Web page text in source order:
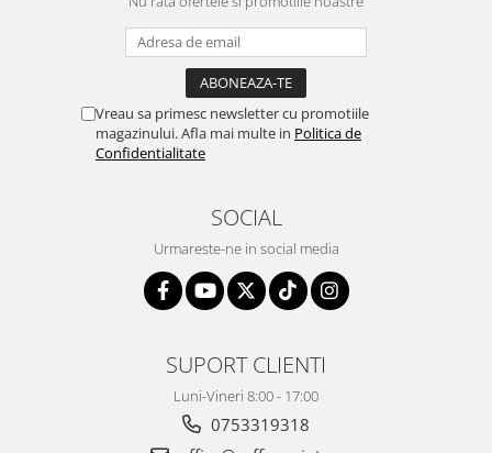
Vreau sa primesc newsletter cu promotiile
magazinului. Afla mai multe in Politica de
Confidentialitate
SOCIAL
Urmareste-ne in social media
SUPORT CLIENTI
Luni-Vineri 8:00 - 17:00
0753319318